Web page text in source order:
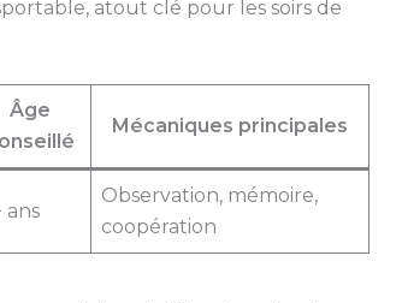
atout clé pour les soirs de
Âge
Mécaniques principales
ans
Observation, mémoire,
coopération